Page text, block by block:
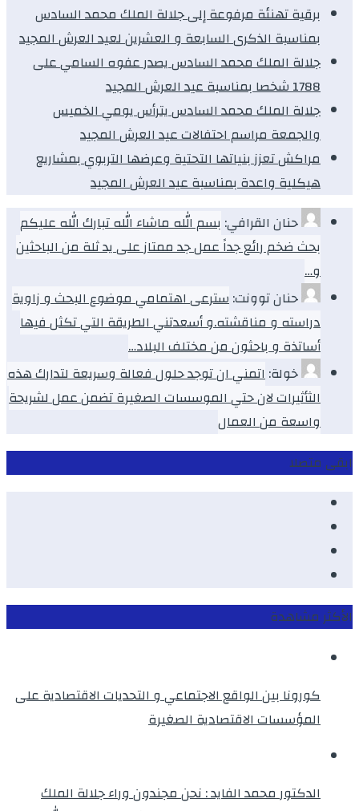
برقية تهنئة مرفوعة إلى جلالة الملك محمد السادس
بمناسبة الذكرى السابعة و العشرين لعيد العرش المجيد
جلالة الملك محمد السادس يصدر عفوه السامي على
1788 شخصا بمناسبة عيد العرش المجيد
جلالة الملك محمد السادس يترأس يومي الخميس
والجمعة مراسم احتفالات عيد العرش المجيد
مراكش تعزز بنياتها التحتية وعرضها التربوي بمشاريع
هيكلية واعدة بمناسبة عيد العرش المجيد
حنان القرافي: بسم الله ماشاء الله تبارك الله عليكم
بحث ضخم رائع جداً عمل جد ممتاز على يد ثلة من الباحثين
و…
حنان توونت:سترعى اهتمامي موضوع البحث و زاوية
دراسته و مناقشته.و أسعدتني الطريقة التي تكثل فيها
أساتذة و باحثون من مختلف البلاد…
خولة:اتمني ان توجد حلول فعالة وسريعة لتدارك هذه
الثأثيرات لان حتي الموسسات الصغيرة تضمن عمل لشريحة
واسعة من العمال
ابقى متصلا
الأكثر مشاهدة
كورونا بين الواقع الاجتماعي و التحديات الاقتصادية على
المؤسسات الاقتصادية الصغيرة
الدكتور محمد الفايد : نحن مجندون وراء جلالة الملك